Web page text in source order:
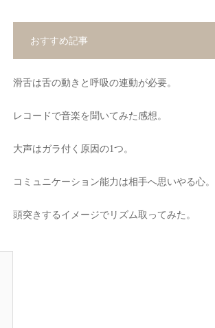
おすすめ記事
滑舌は舌の動きと呼吸の連動が必要。
レコードで音楽を聞いてみた感想。
大声はガラ付く原因の1つ。
コミュニケーション能力は相手へ思いやる心。
頭突きするイメージでリズム取ってみた。